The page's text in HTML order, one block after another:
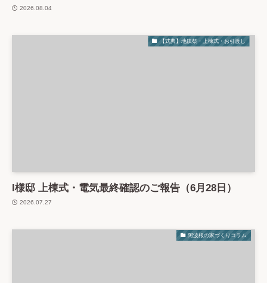
2026.08.04
【式典】地鎮祭・上棟式・お引渡し
I様邸 上棟式・電気最終確認のご報告（6月28日）
2026.07.27
阿波根の家づくりコラム